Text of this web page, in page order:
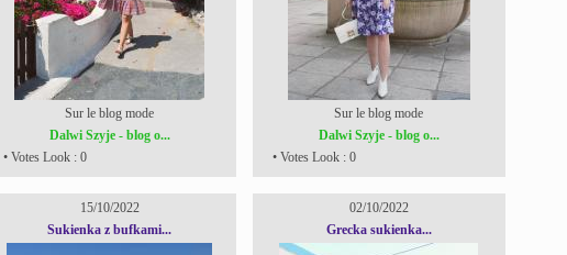
Sur le blog mode
Dalwi Szyje - blog o...
• Votes Look : 0
Sur le blog mode
Dalwi Szyje - blog o...
• Votes Look : 0
15/10/2022
Sukienka z bufkami...
02/10/2022
Grecka sukienka...